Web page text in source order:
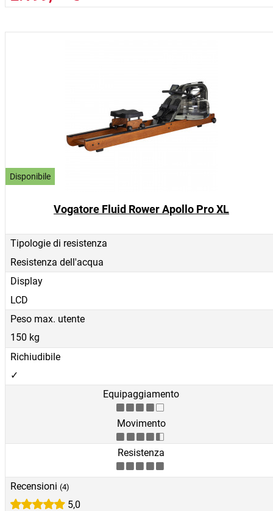
Disponibile
Vogatore Fluid Rower Apollo Pro XL
Tipologie di resistenza
Resistenza dell'acqua
Display
LCD
Peso max. utente
150 kg
Richiudibile
✓
Equipaggiamento
Movimento
Resistenza
Recensioni (4)
5,0